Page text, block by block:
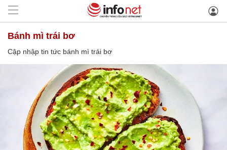
bánh mì trái bơ
Cập nhập tin tức bánh mì trái bơ